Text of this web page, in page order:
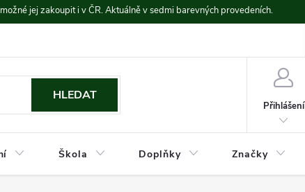
jej zakoupit i v ČR. Aktuálně v sedmi barevných provedeních.
HLEDAT
Přihlášení
Škola Doplňky Značky